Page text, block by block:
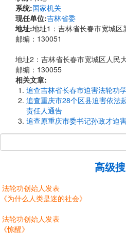
系统:国家机关
现任单位:吉林省委
地址:地址1：吉林省长春市宽城
邮编：130051
地址2：吉林省长春市宽城区人民
邮编：130055
相关文章:
追查吉林省长春市迫害法轮功
追查重庆市28个区县迫害依法
责任人通告
追查原重庆市委书记孙政才迫
高级
法轮功创始人发表
《为什么人类是迷的社会》
法轮功创始人发表
《惊醒》